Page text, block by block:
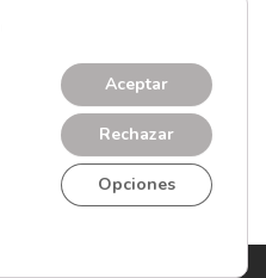
Aceptar
Rechazar
Opciones